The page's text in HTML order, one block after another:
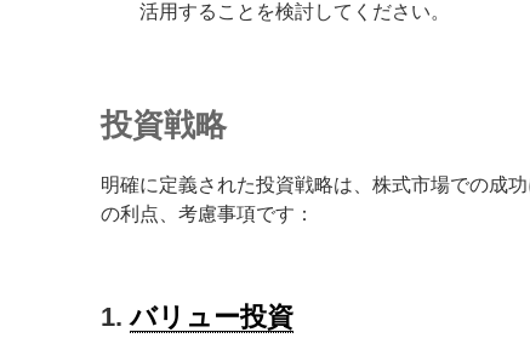
活用することを検討してください。
投資戦略
明確に定義された投資戦略は、株式市場での成
の利点、考慮事項です：
1.バリュー投資